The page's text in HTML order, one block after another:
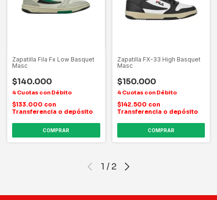
Zapatilla Fila Fx Low Basquet
Masc
$140.000
$133.000 con
Transferencia o depósito
COMPRAR
Zapatilla FX-33 High Basquet
Masc
$150.000
$142.500 con
Transferencia o depósito
COMPRAR
1 / 2